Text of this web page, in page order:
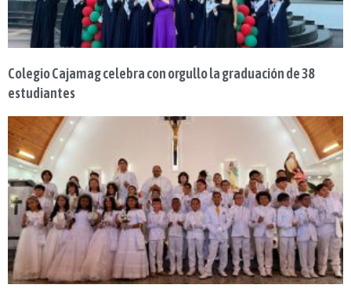
Colegio Cajamag celebra con orgullo la graduación de 38
estudiantes